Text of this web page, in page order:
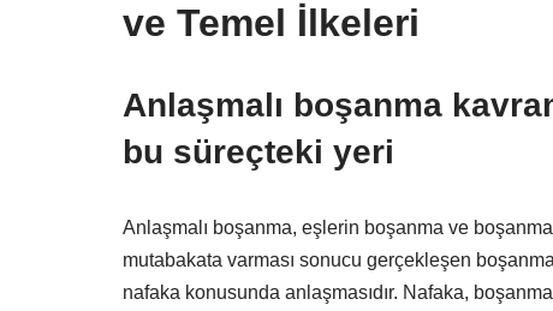
ve Temel İlkeleri
Anlaşmalı boşanma
bu süreçteki yeri
Anlaşmalı boşanma, eşlerin boşanma ve
mutabakata varması sonucu gerçekleşen
nafaka konusunda anlaşmasıdır. Nafaka,